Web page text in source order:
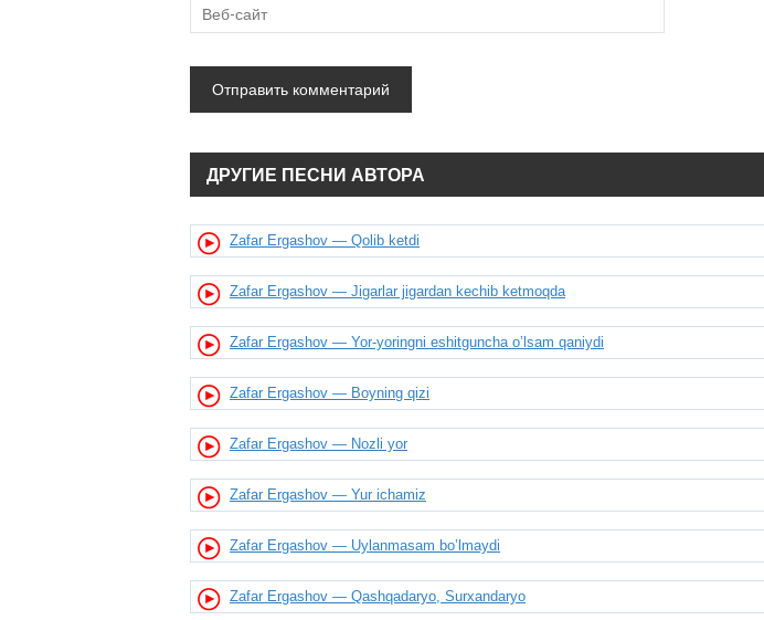
ДРУГИЕ ПЕСНИ АВТОРА
Zafar Ergashov — Qolib ketdi
Zafar Ergashov — Jigarlar jigardan kechib ketmoqda
Zafar Ergashov — Yor-yoringni eshitguncha o’lsam qaniydi
Zafar Ergashov — Boyning qizi
Zafar Ergashov — Nozli yor
Zafar Ergashov — Yur ichamiz
Zafar Ergashov — Uylanmasam bo’lmaydi
Zafar Ergashov — Qashqadaryo, Surxandaryo